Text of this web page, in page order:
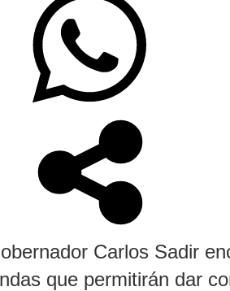
Carlos Sadir
que permitirán dar